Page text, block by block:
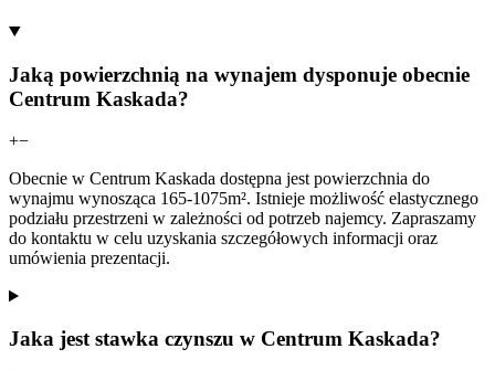
Jaką powierzchnią na wynajem dysponuje obecnie
Centrum Kaskada?
+−
Obecnie w Centrum Kaskada dostępna jest powierzchnia do
wynajmu wynosząca 165-1075m². Istnieje możliwość elastycznego
podziału przestrzeni w zależności od potrzeb najemcy. Zapraszamy
do kontaktu w celu uzyskania szczegółowych informacji oraz
umówienia prezentacji.
Jaka jest stawka czynszu w Centrum Kaskada?